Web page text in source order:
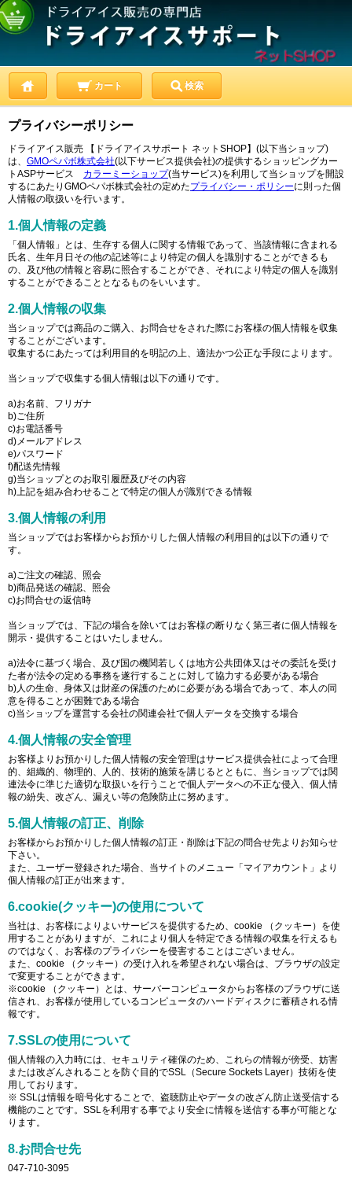
カート 検索
プライバシーポリシー
ドライアイス販売 【ドライアイスサポート ネットSHOP】(以下当ショップ)
は、 GMOペパボ株式会社(以下サービス提供会社)の提供するショッピングカー
トASPサービス カラーミーショップ(当サービス)を利用して当ショップを開設
するにあたりGMOペパボ株式会社の定めたプライバシー・ポリシーに則った個
人情報の取扱いを行います。
1.個人情報の定義
「個人情報」とは、生存する個人に関する情報であって、当該情報に含まれる
氏名、生年月日その他の記述等により特定の個人を識別することができるも
の、及び他の情報と容易に照合することができ、それにより特定の個人を識別
することができることとなるものをいいます。
2.個人情報の収集
当ショップでは商品のご購入、お問合せをされた際にお客様の個人情報を収集
することがございます。
収集するにあたっては利用目的を明記の上、適法かつ公正な手段によります。
当ショップで収集する個人情報は以下の通りです。
a)お名前、フリガナ
b)ご住所
c)お電話番号
d)メールアドレス
e)パスワード
f)配送先情報
g)当ショップとのお取引履歴及びその内容
h)上記を組み合わせることで特定の個人が識別できる情報
3.個人情報の利用
当ショップではお客様からお預かりした個人情報の利用目的は以下の通りで
す。
a)ご注文の確認、照会
b)商品発送の確認、照会
c)お問合せの返信時
当ショップでは、下記の場合を除いてはお客様の断りなく第三者に個人情報を
開示・提供することはいたしません。
a)法令に基づく場合、及び国の機関若しくは地方公共団体又はその委託を受け
た者が法令の定める事務を遂行することに対して協力する必要がある場合
b)人の生命、身体又は財産の保護のために必要がある場合であって、本人の同
意を得ることが困難である場合
c)当ショップを運営する会社の関連会社で個人データを交換する場合
4.個人情報の安全管理
お客様よりお預かりした個人情報の安全管理はサービス提供会社によって合理
的、組織的、物理的、人的、技術的施策を講じるとともに、当ショップでは関
連法令に準じた適切な取扱いを行うことで個人データへの不正な侵入、個人情
報の紛失、改ざん、漏えい等の危険防止に努めます。
5.個人情報の訂正、削除
お客様からお預かりした個人情報の訂正・削除は下記の問合せ先よりお知らせ
下さい。
また、ユーザー登録された場合、当サイトのメニュー「マイアカウント」より
個人情報の訂正が出来ます。
6.cookie(クッキー)の使用について
当社は、お客様によりよいサービスを提供するため、cookie （クッキー）を使
用することがありますが、これにより個人を特定できる情報の収集を行えるも
のではなく、お客様のプライバシーを侵害することはございません。
また、cookie （クッキー）の受け入れを希望されない場合は、ブラウザの設定
で変更することができます。
※cookie （クッキー）とは、サーバーコンピュータからお客様のブラウザに送
信され、お客様が使用しているコンピュータのハードディスクに蓄積される情
報です。
7.SSLの使用について
個人情報の入力時には、セキュリティ確保のため、これらの情報が傍受、妨害
または改ざんされることを防ぐ目的でSSL（Secure Sockets Layer）技術を使
用しております。
※ SSLは情報を暗号化することで、盗聴防止やデータの改ざん防止送受信する
機能のことです。SSLを利用する事でより安全に情報を送信する事が可能とな
ります。
8.お問合せ先
047-710-3095